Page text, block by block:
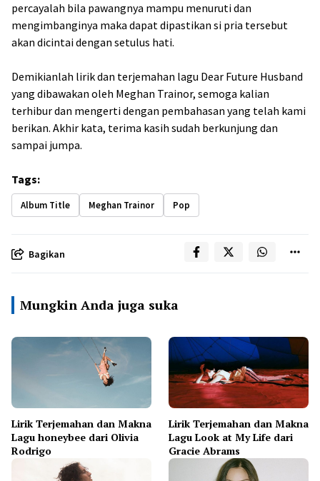
percayalah bila pawangnya mampu menuruti dan
mengimbanginya maka dapat dipastikan si pria tersebut
akan dicintai dengan setulus hati.
Demikianlah lirik dan terjemahan lagu Dear Future Husband
yang dibawakan oleh Meghan Trainor, semoga kalian
terhibur dan mengerti dengan pembahasan yang telah kami
berikan. Akhir kata, terima kasih sudah berkunjung dan
sampai jumpa.
Tags:
Album Title Meghan Trainor Pop
Bagikan
Mungkin Anda juga suka
Lirik Terjemahan dan Makna
Lagu honeybee dari Olivia
Rodrigo
Lirik Terjemahan dan Makna
Lagu Look at My Life dari
Gracie Abrams